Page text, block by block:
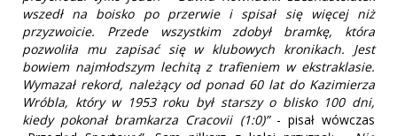
wszedł na boisko po przerwie i spisał się więcej niż
przyzwoicie. Przede wszystkim zdobył bramkę, która
pozwoliła mu zapisać się w klubowych kronikach. Jest
bowiem najmłodszym lechitą z trafieniem w ekstraklasie.
Wymazał rekord, należący od ponad 60 lat do Kazimierza
Wróbla, który w 1953 roku był starszy o blisko 100 dni,
kiedy pokonał bramkarza Cracovii (1:0)”- pisał wówczas